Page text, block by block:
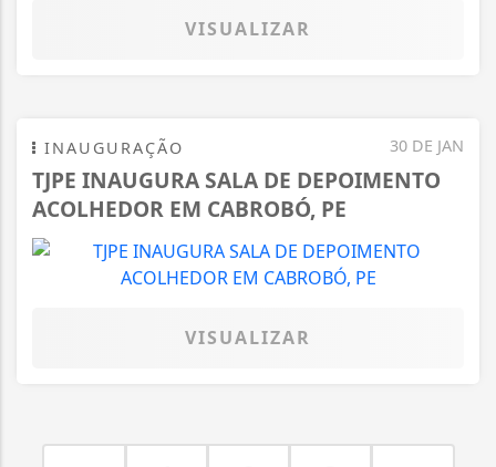
VISUALIZAR
30 DE JAN
INAUGURAÇÃO
TJPE INAUGURA SALA DE DEPOIMENTO
ACOLHEDOR EM CABROBÓ, PE
VISUALIZAR